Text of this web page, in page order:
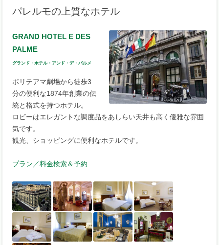
パレルモの上質なホテル
GRAND HOTEL E DES
PALME
グランド・ホテル・アンド・デ・パルメ
ポリテアマ劇場から徒歩3
分の便利な1874年創業の伝
統と格式を持つホテル。
ロビーはエレガントな調度品をあしらい天井も高く優雅な雰囲
気です。
観光、ショッピングに便利なホテルです。
プラン／料金検索＆予約